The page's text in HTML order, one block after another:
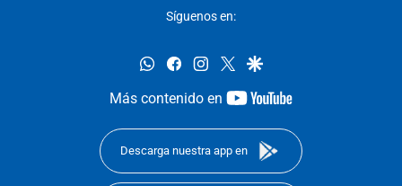
Síguenos en:
whatsappfacebookinstagram
twittergoogle
Más contenido en
youtube-
Descarga nuestra app en